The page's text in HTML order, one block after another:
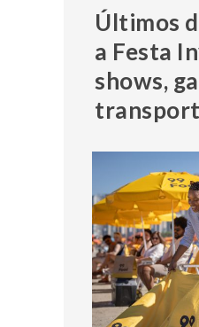
Últimos
a Festa
shows,